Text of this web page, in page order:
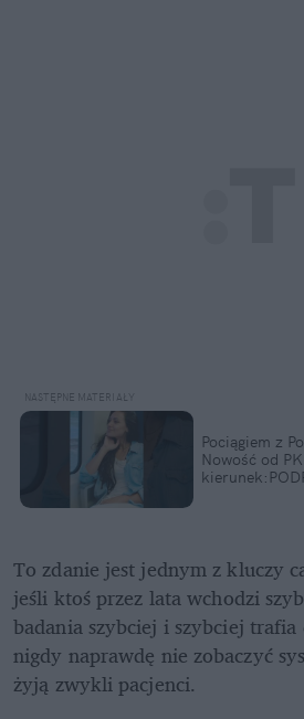
Pociągiem z
Nowość od
To zdanie jest jednym z kluczy
jeśli ktoś przez lata wchodzi
badania szybciej i szybciej
nigdy naprawdę nie zobaczyć
żyją zwykli pacjenci.